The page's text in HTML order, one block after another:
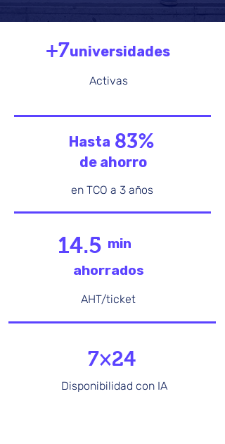
+7universidades
Activas
de ahorro
Hasta 83%
en TCO a 3 años
min
14.5
ahorrados
AHT/ticket
7×24
Disponibilidad con IA